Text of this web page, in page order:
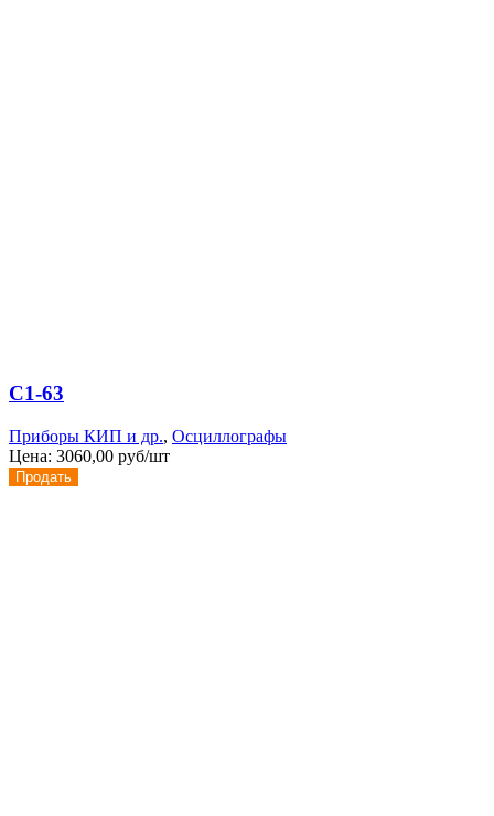
С1-63
Приборы КИП и др., Осциллографы
Цена: 3060,00 руб/шт
Продать